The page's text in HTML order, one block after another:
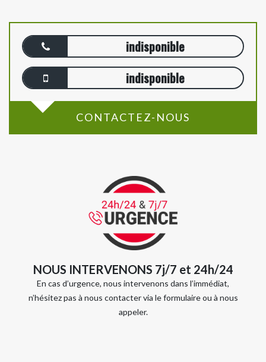
indisponible
indisponible
CONTACTEZ-NOUS
NOUS INTERVENONS 7j/7 et 24h/24
En cas d’urgence, nous intervenons dans l’immédiat,
n’hésitez pas à nous contacter via le formulaire ou à nous
appeler.